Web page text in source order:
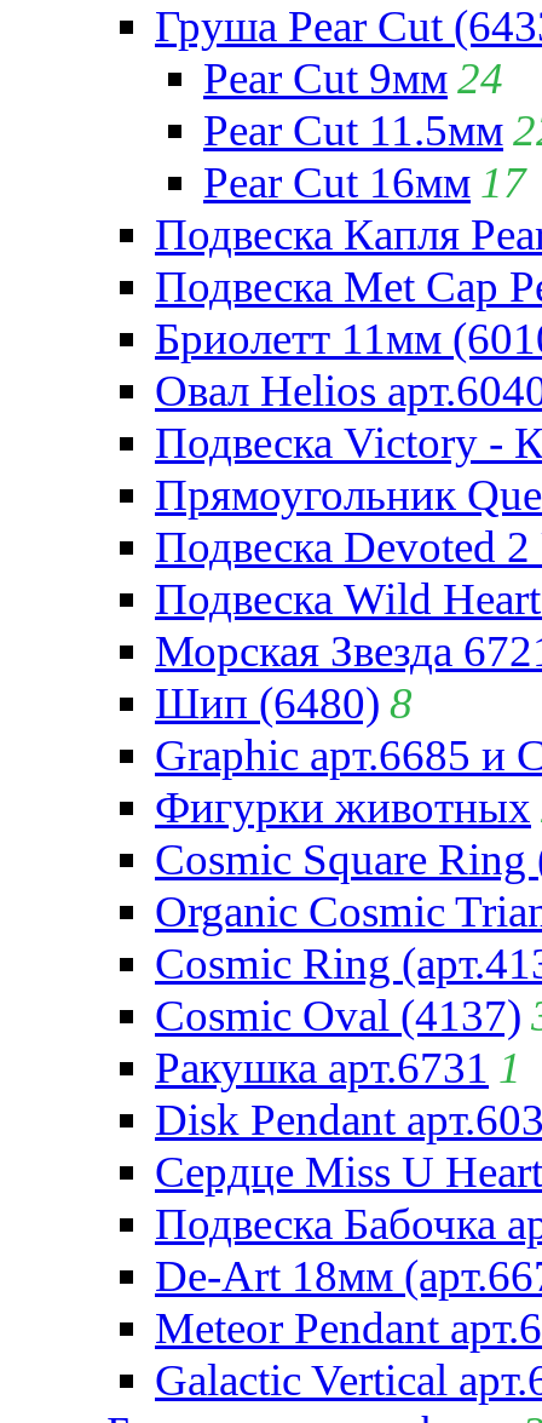
Груша Pear Cut
Pear Cut 9мм24
Pear Cut 11.5мм
Pear Cut 16мм 17
Подвеска Капля
Подвеска Met Cap
Бриолетт 11мм
Овал Helios
Подвеска Victory -
Прямоугольник
Подвеска Devoted
Подвеска Wild
Морская Звезда
Шип (6480) 8
Graphic арт.6685 и
Фигурки животных
Cosmic Square Ring
Organic Cosmic
Cosmic Ring
Cosmic Oval (4137)
Ракушка арт.6731 1
Disk Pendant
Сердце Miss U
Подвеска Бабочка
De-Art 18мм
Meteor Pendant
Galactic Vertical